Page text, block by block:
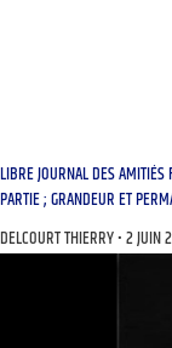
LIBRE JOURNAL DES
PARTIE ; GRANDEUR ET
DELCOURT THIERRY 2 JUIN